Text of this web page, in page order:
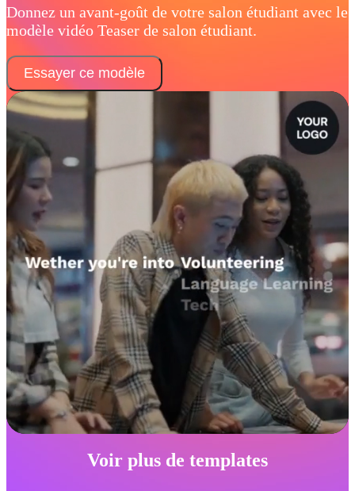
Donnez un avant-goût de votre salon étudiant avec le
modèle vidéo Teaser de salon étudiant.
Essayer ce modèle
Voir plus de templates